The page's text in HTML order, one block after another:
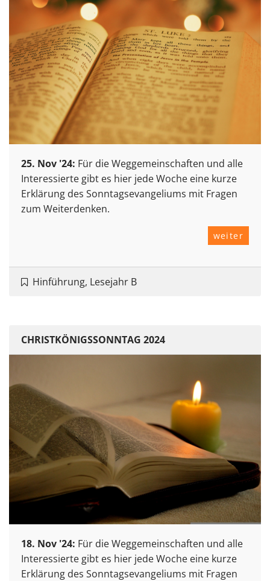
25. Nov '24: Für die Weggemeinschaften und alle
Interessierte gibt es hier jede Woche eine kurze
Erklärung des Sonntagsevangeliums mit Fragen
zum Weiterdenken.
weiter
Hinführung, Lesejahr B
CHRISTKÖNIGSSONNTAG 2024
18. Nov '24: Für die Weggemeinschaften und alle
Interessierte gibt es hier jede Woche eine kurze
Erklärung des Sonntagsevangeliums mit Fragen